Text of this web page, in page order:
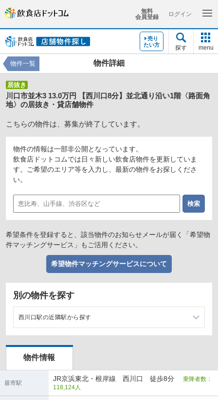
無料
会員登録
ログイン
売り
たい方
探す menu
物件詳細
物件一覧
居抜き
川口市並木3 13.0万円 【西川口8分】並北通り沿い1階〈路面角
地〉の居抜き・貸店舗物件
こちらの物件は、募集が終了しています。
物件の情報は一部非公開となっています。
飲食店ドットコムでは日々新しい飲食店物件を更新していま
す。ご希望のエリア等を入力し、最新の物件をお探しくださ
い。
希望条件を登録すると、該当物件のお知らせメールが届く「希望物
件マッチングサービス」もご活用ください。
希望物件マッチングサービスについて
別の物件を探す
西川口駅の近隣駅から探す
蕨駅の店舗物件・貸店舗・テナント一覧
南浦和駅の店舗物件・貸店舗・テナント一覧
物件情報
最寄駅
JR京浜東北・根岸線 西川口 徒歩8分 乗降者数：
118,124人